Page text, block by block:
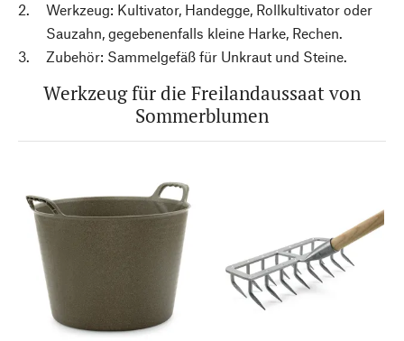
Werkzeug: Kultivator, Handegge, Rollkultivator oder
Sauzahn, gegebenenfalls kleine Harke, Rechen.
Zubehör: Sammelgefäß für Unkraut und Steine.
Werkzeug für die Freilandaussaat von
Sommerblumen